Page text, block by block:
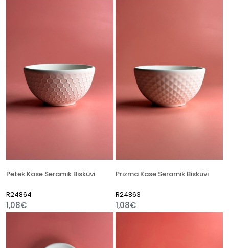
Petek Kase Seramik Bisküvi
R24864
1,08€
Prizma Kase Seramik Bisküvi
R24863
1,08€